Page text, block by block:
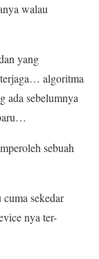
walau
yang
algoritma
ada sebelumnya
sebuah
sekedar
nya ter-